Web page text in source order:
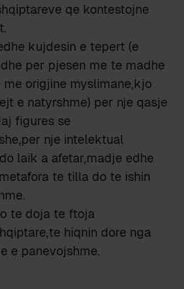
qe kontestojne
kujdesin e tepert (e
per pjesen me te madhe
origjine myslimane,kjo
e natyrshme) per nje qasje
figures se
nje intelektual
laik a afetar,madje edhe
te tilla do te ishin
te doja te ftoja
hiqnin dore nga
e panevojshme.